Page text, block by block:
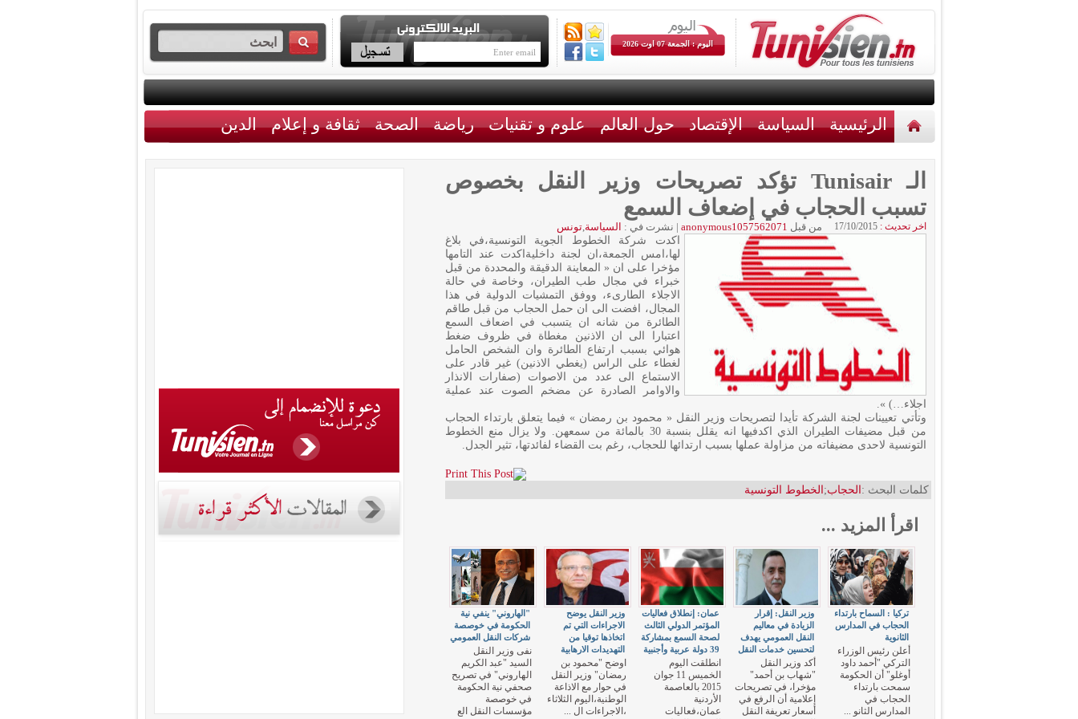
اليوم : الجمعة 07 اوت 2026
الرئيسية السياسة الإقتصاد حول العالم علوم و تقنيات رياضة الصحة ثقافة و إعلام الدين
الـ Tunisair تؤكد تصريحات وزير النقل بخصوص
تسبب الحجاب في إضعاف السمع
اخر تحديث : 17/10/2015 من قبل anonymous1057562071
| نشرت في : السياسة,تونس
اكدت شركة الخطوط الجوية التونسية،في بلاغ
لها،امس الجمعة،ان لجنة داخليةاكدت عند التامها
مؤخرا على ان « المعاينة الدقيقة والمحددة من قبل
خبراء في مجال طب الطيران، وخاصة في حالة
الاجلاء الطارىء، ووفق التمشيات الدولية في هذا
المجال، افضت الى ان حمل الحجاب من قبل طاقم
الطائرة من شانه ان يتسبب في اضعاف السمع
اعتبارا الى ان الاذنين مغطاة في ظروف ضغط
هوائي بسبب ارتفاع الطائرة وان الشخص الحامل
لغطاء على الراس (يغطي الاذنين) غير قادر على
الاستماع الى عدد من الاصوات (صفارات الانذار
والاوامر الصادرة عن مضخم الصوت عند عملية
اجلاء…) ».
وتأتي تعيينات لجنة الشركة تأيدا لتصريحات وزير النقل « محمود بن رمضان » فيما يتعلق بارتداء الحجاب
من قبل مضيفات الطيران الذي اكدفيها انه يقلل بنسبة 30 بالمائة من سمعهن. ولا يزال منع الخطوط
التونسية لاحدى مضيفاته من مزاولة عملها بسبب ارتدائها للحجاب، رغم بت القضاء لفائدتها، تثير الجدل.
كلمات البحث : الحجاب; الخطوط التونسية
اقرأ المزيد ...
"الهاروني" ينفي نية
الحكومة في خوصصة
شركات النقل العمومي
نفى وزير النقل
السيد "عبد الكريم
الهاروني" في تصريح
صحفي نية الحكومة
في خوصصة
مؤسسات النقل الع
وزير النقل يوضح
الاجراءات التي تم
اتخاذها توقيا من
التهديدات الارهابية
اوضح "محمود بن
رمضان" وزير النقل
في حوار مع الاذاعة
الوطنية،اليوم الثلاثاء
،الاجراءات ال ...
عمان: إنطلاق فعاليات
المؤتمر الدولي الثالث
لصحة السمع بمشاركة
39 دولة عربية وأجنبية
انطلقت اليوم
الخميس 11 جوان
2015 بالعاصمة
الأردنية
عمان،فعاليات
وزير النقل: إقرار
الزيادة في معاليم
النقل العمومي يهدف
لتحسين خدمات النقل
أكد وزير النقل
"شهاب بن أحمد"
مؤخرا، في تصريحات
إعلامية أن الرفع في
أسعار تعريفة النقل
تركيا : السماح بارتداء
الحجاب في المدارس
الثانوية
أعلن رئيس الوزراء
التركي "أحمد داود
أوغلو" أن الحكومة
سمحت بارتداء
الحجاب في
المدارس الثانو ...